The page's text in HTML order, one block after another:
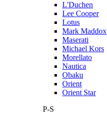
L'Duchen
Lee Cooper
Lotus
Mark Maddox
Maserati
Michael Kors
Morellato
Nautica
Obaku
Orient
Orient Star
P-S